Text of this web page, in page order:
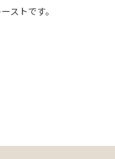
ストです。